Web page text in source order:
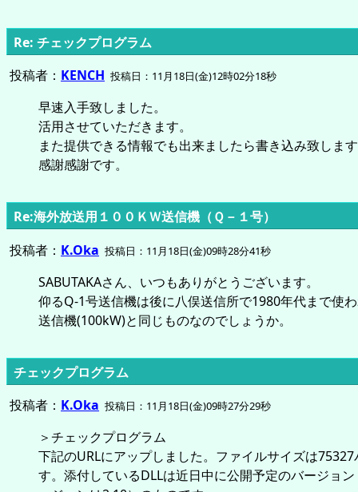
Re: チェックプログラム
投稿者： KENCH 投稿日：11月18日(金)12時02分18秒
早速入手致しました。
活用させていただきます。
また提供できる情報でも出来ましたら書き込み致しま
感謝感謝です。
Re:海外放送用１００ＫＷ送信機（Ｑ－１号）
投稿者： K.Oka 投稿日：11月18日(金)09時28分41秒
SABUTAKAさん、いつもありがとうございます。
仰るQ-1号送信機は後に八俣送信所で1980年代まで使
送信機(100kW)と同じものなのでしょうか。
チェックプログラム
投稿者： K.Oka 投稿日：11月18日(金)09時27分29秒
＞チェックプログラム
下記のURLにアップしました。ファイルサイズは
す。添付しているDLLは近日中に公開予定のバージョ